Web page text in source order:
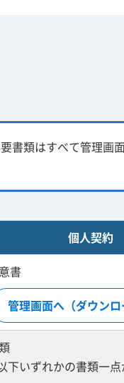
書類はすべて管理画
個人契約
書
管理画面へ（ダウンロ
下いずれかの書類一点